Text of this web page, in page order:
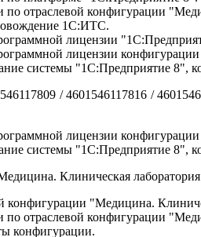
по отраслевой конфигурации
1С:ИТС.
лицензии
лицензии
системы "1С:Предприятие 8",
/ 4601546117816 /
лицензии
системы "1С:Предприятие 8",
Клиническая
конфигурации "Медицина.
по отраслевой конфигурации
конфигурации.